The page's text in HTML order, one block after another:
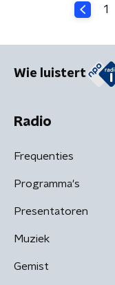
1
Wie luistert
Radio
Frequenties
Programma's
Presentatoren
Muziek
Gemist